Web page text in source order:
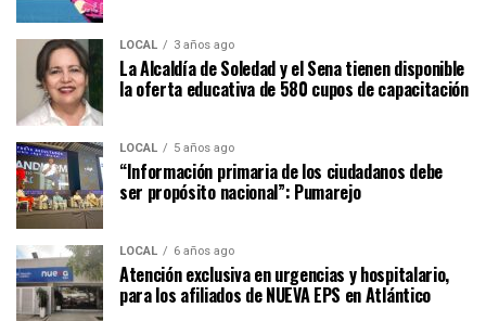
LOCAL 3 años ago
La Alcaldía de Soledad y el Sena tienen disponible
la oferta educativa de 580 cupos de capacitación
LOCAL 5 años ago
“Información primaria de los ciudadanos debe
ser propósito nacional”: Pumarejo
LOCAL 6 años ago
Atención exclusiva en urgencias y hospitalario,
para los afiliados de NUEVA EPS en Atlántico